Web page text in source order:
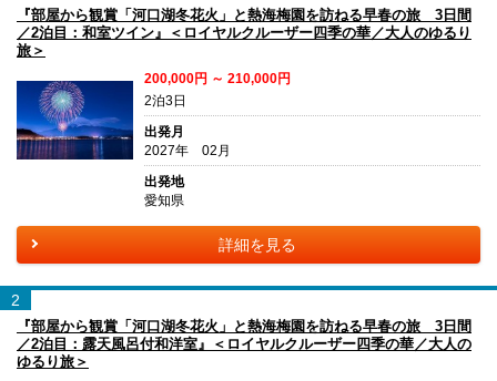
『部屋から観賞「河口湖冬花火」と熱海梅園を訪ねる早春の旅 3日間
／2泊目：和室ツイン』＜ロイヤルクルーザー四季の華／大人のゆるり
旅＞
200,000円 ～ 210,000円
2泊3日
出発月
2027年 02月
出発地
愛知県
詳細を見る
2
『部屋から観賞「河口湖冬花火」と熱海梅園を訪ねる早春の旅 3日間
／2泊目：露天風呂付和洋室』＜ロイヤルクルーザー四季の華／大人の
ゆるり旅＞